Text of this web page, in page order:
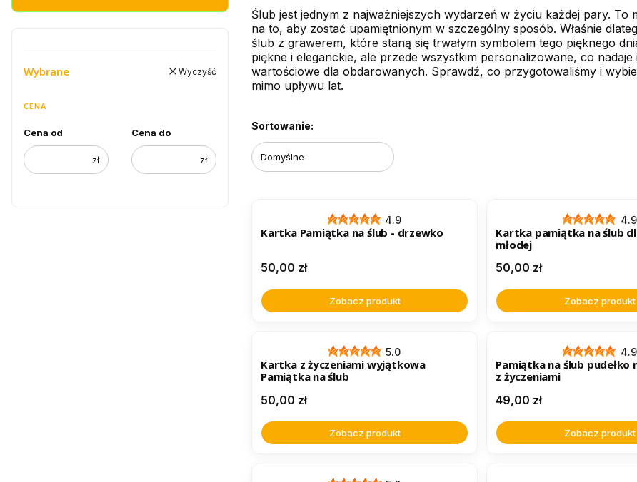
Wybrane Wyczyść
CENA
Cena od
zł
Cena do
zł
Ślub jest jednym z najważniejszych wydarzeń w życiu każdej pary. To
na to, aby zostać upamiętnionym w szczególny sposób. Właśnie
ślub z grawerem, które staną się trwałym symbolem tego pięknego
piękne i eleganckie, ale przede wszystkim personalizowane, co
wartościowe dla obdarowanych. Sprawdź, co przygotowaliśmy i
mimo upływu lat.
Lista produktów
Sortowanie:
Domyślne
4.9
Kartka Pamiątka na ślub - drzewko
Cena
50,00 zł
Zobacz produkt
4.9
Kartka pamiątka na ślub
młodej
Cena
50,00 zł
Zobacz produkt
5.0
Kartka z życzeniami wyjątkowa
Pamiątka na ślub
Cena
50,00 zł
Zobacz produkt
4.9
Pamiątka na ślub pudełko
z życzeniami
Cena
49,00 zł
Zobacz produkt